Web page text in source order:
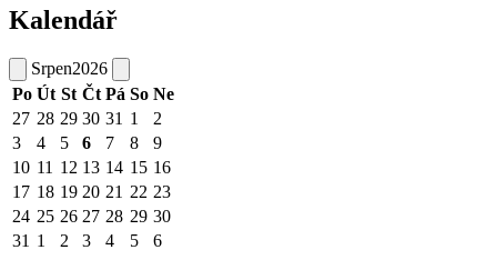
Kalendář
Srpen2026
Po Út St Čt Pá So Ne
27 28 29 30 31 1
2
3
4 5 6 7 8
9
10 11 12 13 14 15 16
17 18 19 20 21 22 23
24 25 26 27 28 29 30
31 1 2 3 4 5 6